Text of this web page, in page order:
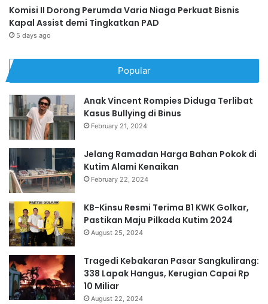
Komisi II Dorong Perumda Varia Niaga Perkuat Bisnis
Kapal Assist demi Tingkatkan PAD
5 days ago
Popular
Anak Vincent Rompies Diduga Terlibat
Kasus Bullying di Binus
February 21, 2024
Jelang Ramadan Harga Bahan Pokok di
Kutim Alami Kenaikan
February 22, 2024
KB-Kinsu Resmi Terima B1 KWK Golkar,
Pastikan Maju Pilkada Kutim 2024
August 25, 2024
Tragedi Kebakaran Pasar Sangkulirang:
338 Lapak Hangus, Kerugian Capai Rp
10 Miliar
August 22, 2024